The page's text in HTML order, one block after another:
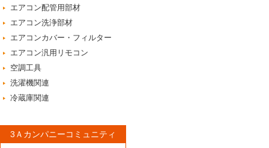
エアコン配管用部材
エアコン洗浄部材
エアコンカバー・フィルター
エアコン汎用リモコン
空調工具
洗濯機関連
冷蔵庫関連
3Ａカンパニーコミュニティ